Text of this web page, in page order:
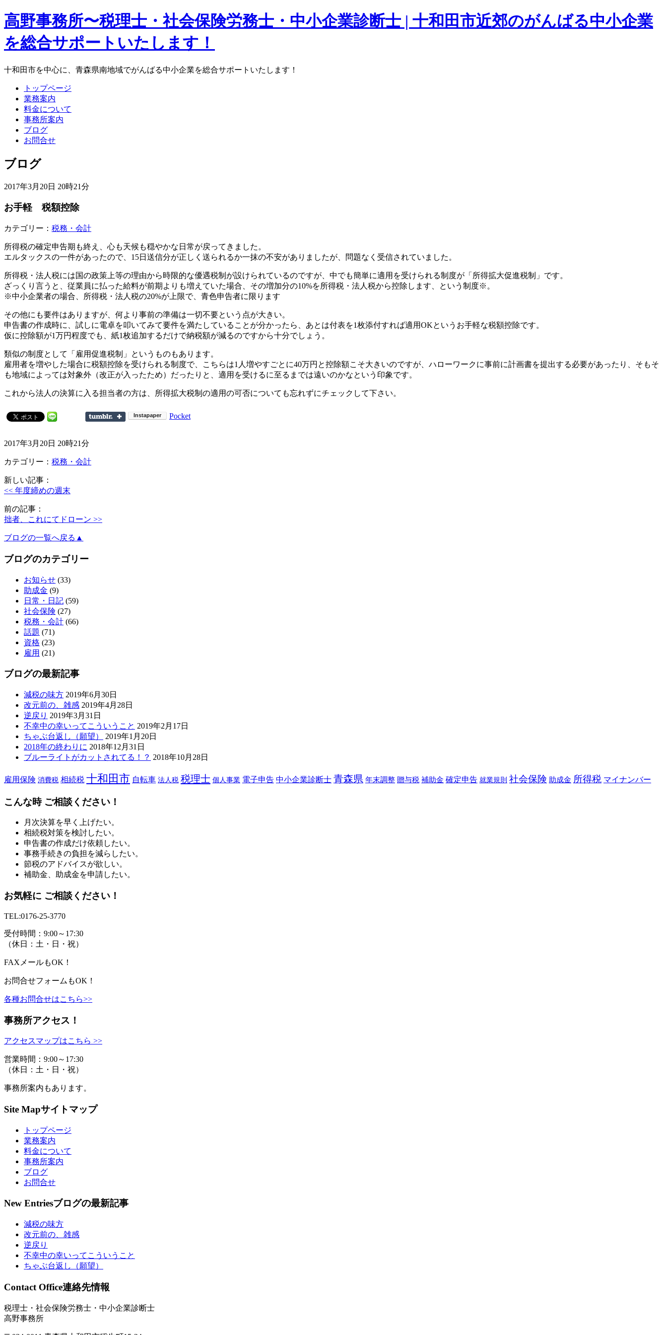
高野事務所〜税理士・社会保険労務士・中小企業診断士 | 十和田市近郊のがんばる中小企業
を総合サポートいたします！
十和田市を中心に、青森県南地域でがんばる中小企業を総合サポートいたします！
トップページ
業務案内
料金について
事務所案内
ブログ
お問合せ
ブログ
2017年3月20日 20時21分
お手軽 税額控除
カテゴリー： 税務・会計
所得税の確定申告期も終え、心も天候も穏やかな日常が戻ってきました。
エルタックスの一件があったので、15日送信分が正しく送られるか一抹の不安がありましたが、問題なく受信されていました。
所得税・法人税には国の政策上等の理由から時限的な優遇税制が設けられているのですが、中でも簡単に適用を受けられる制度が「所得拡大促進税制」です。
ざっくり言うと、従業員に払った給料が前期よりも増えていた場合、その増加分の10%を所得税・法人税から控除します、という制度※。
※中小企業者の場合、所得税・法人税の20%が上限で、青色申告者に限ります
その他にも要件はありますが、何より事前の準備は一切不要という点が大きい。
申告書の作成時に、試しに電卓を叩いてみて要件を満たしていることが分かったら、あとは付表を1枚添付すれば適用OKというお手軽な税額控除です。
仮に控除額が1万円程度でも、紙1枚追加するだけで納税額が減るのですから十分でしょう。
類似の制度として「雇用促進税制」というものもあります。
雇用者を増やした場合に税額控除を受けられる制度で、こちらは1人増やすごとに40万円と控除額こそ大きいのですが、ハローワークに事前に計画書を提出する必要があったり、そもそ
も地域によっては対象外（改正が入ったため）だったりと、適用を受けるに至るまでは遠いのかなという印象です。
これから法人の決算に入る担当者の方は、所得拡大税制の適用の可否についても忘れずにチェックして下さい。
Pocket
2017年3月20日 20時21分
カテゴリー： 税務・会計
新しい記事：
<< 年度締めの週末
前の記事：
拙者、これにてドローン >>
ブログの一覧へ戻る▲
ブログのカテゴリー
お知らせ (33)
助成金 (9)
日常・日記 (59)
社会保険 (27)
税務・会計 (66)
話題 (71)
資格 (23)
雇用 (21)
ブログの最新記事
減税の味方 2019年6月30日
改元前の、雑感 2019年4月28日
逆戻り 2019年3月31日
不幸中の幸いってこういうこと 2019年2月17日
ちゃぶ台返し（願望）
2019年1月20日
2018年の終わりに 2018年12月31日
ブルーライトがカットされてる！？ 2018年10月28日
雇用保険 消費税 相続税 十和田市 自転車 法人税 税理士 個人事業 電子申告 中小企業診断士 青森県 年末調整 贈与税 補助金 確定申告 就業規則 社会保険 助成金 所得税 マイナンバー
こんな時 ご相談ください！
月次決算を早く上げたい。
相続税対策を検討したい。
申告書の作成だけ依頼したい。
事務手続きの負担を減らしたい。
節税のアドバイスが欲しい。
補助金、助成金を申請したい。
お気軽に ご相談ください！
TEL:0176-25-3770
受付時間：9:00～17:30
（休日：土・日・祝）
FAX メールもOK！
お問合せフォームもOK！
各種お問合せはこちら>>
事務所アクセス！
アクセスマップはこちら >>
営業時間：9:00～17:30
（休日：土・日・祝）
事務所案内もあります。
Site Mapサイトマップ
トップページ
業務案内
料金について
事務所案内
ブログ
お問合せ
New Entriesブログの最新記事
減税の味方
改元前の、雑感
逆戻り
不幸中の幸いってこういうこと
ちゃぶ台返し（願望）
Contact Office連絡先情報
税理士・社会保険労務士・中小企業診断士
高野事務所